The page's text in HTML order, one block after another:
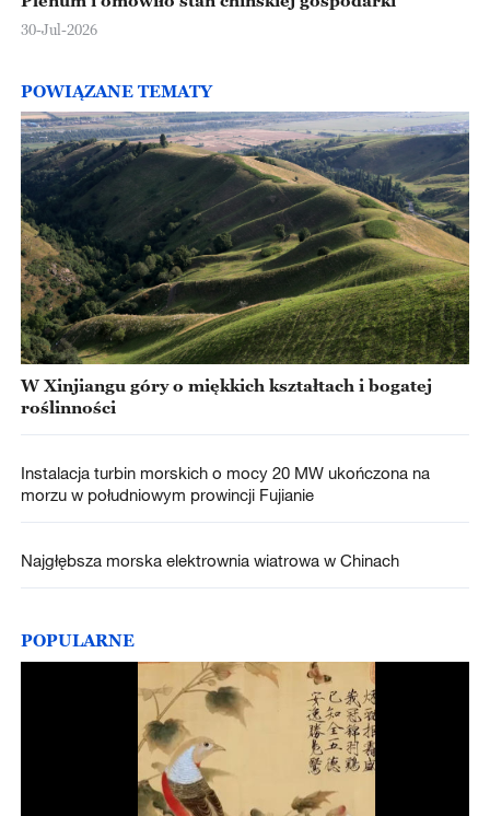
30-Jul-2026
POWIĄZANE TEMATY
W Xinjiangu góry o miękkich kształtach i bogatej
roślinności
Instalacja turbin morskich o mocy 20 MW ukończona na
morzu w południowym prowincji Fujianie
Najgłębsza morska elektrownia wiatrowa w Chinach
POPULARNE